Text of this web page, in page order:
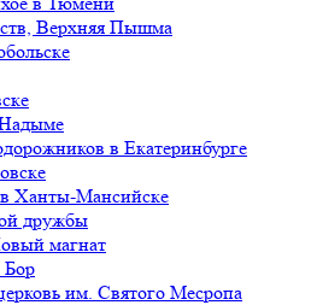
Верхняя Пышма
в Екатеринбурге
Ханты-Мансийске
дружбы
магнат
Бор
им. Святого Месропа